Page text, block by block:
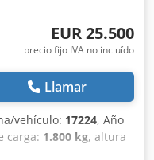
EUR 25.500
precio fijo IVA no incluído
Llamar
vehículo: 17224, Año
carga: 1.800 kg, altura
libre: